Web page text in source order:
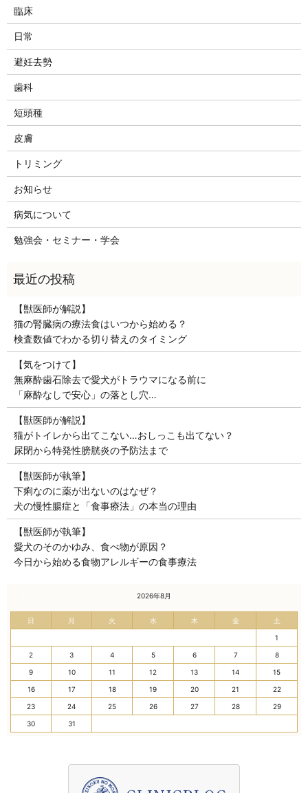
臨床
日常
避妊去勢
歯科
短頭種
皮膚
トリミング
お知らせ
病気について
勉強会・セミナー・学会
【獣医師が解説】
猫の腎臓病の療法食はいつから始める？
検査数値でわかる切り替えのタイミング
【気をつけて】
無麻酔歯石除去で愛犬がトラウマになる前に
「麻酔なしで安心」の落とし穴…
【獣医師が解説】
猫がトイレから出てこない…おしっこも出てない？
尿閉から特発性膀胱炎の予防法まで
【獣医師が執筆】
下痢なのに薬が出ないのはなぜ？
犬の慢性腸症と「食事療法」の本当の理由
【獣医師が執筆】
愛犬のそのかゆみ、食べ物が原因？
今日から始める食物アレルギーの食事療法
2026年8月
日 月 火 水 木 金 土
1
2 3 4 5 6 7 8
9 10 11 12 13 14 15
16 17 18 19 20 21 22
23 24 25 26 27 28 29
30 31